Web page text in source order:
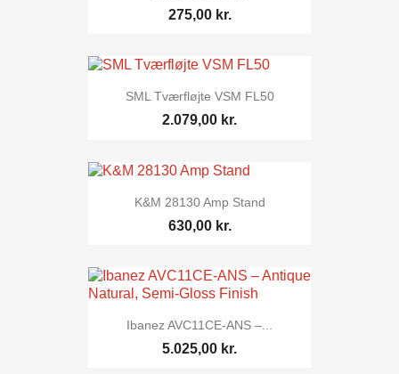
275,00 kr.
SML Tværfløjte VSM FL50
2.079,00 kr.
K&M 28130 Amp Stand
630,00 kr.
Ibanez AVC11CE-ANS –...
5.025,00 kr.